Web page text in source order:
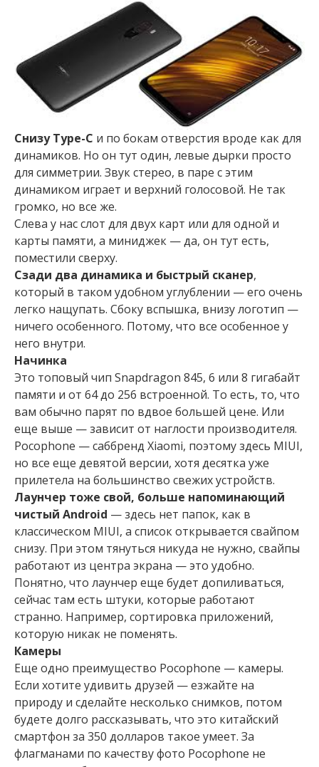
Снизу Type-C и по бокам отверстия вроде как для
динамиков. Но он тут один, левые дырки просто
для симметрии. Звук стерео, в паре с этим
динамиком играет и верхний голосовой. Не так
громко, но все же.
Слева у нас слот для двух карт или для одной и
карты памяти, а миниджек — да, он тут есть,
поместили сверху.
Сзади два динамика и быстрый сканер,
который в таком удобном углублении — его очень
легко нащупать. Сбоку вспышка, внизу логотип —
ничего особенного. Потому, что все особенное у
него внутри.
Начинка
Это топовый чип Snapdragon 845, 6 или 8 гигабайт
памяти и от 64 до 256 встроенной. То есть, то, что
вам обычно парят по вдвое большей цене. Или
еще выше — зависит от наглости производителя.
Pocophone — саббренд Xiaomi, поэтому здесь MIUI,
но все еще девятой версии, хотя десятка уже
прилетела на большинство свежих устройств.
Лаунчер тоже свой, больше напоминающий
чистый Android — здесь нет папок, как в
классическом MIUI, а список открывается свайпом
снизу. При этом тянуться никуда не нужно, свайпы
работают из центра экрана — это удобно.
Понятно, что лаунчер еще будет допиливаться,
сейчас там есть штуки, которые работают
странно. Например, сортировка приложений,
которую никак не поменять.
Камеры
Еще одно преимущество Pocophone — камеры.
Если хотите удивить друзей — езжайте на
природу и сделайте несколько снимков, потом
будете долго рассказывать, что это китайский
смартфон за 350 долларов такое умеет. За
флагманами по качеству фото Pocophone не